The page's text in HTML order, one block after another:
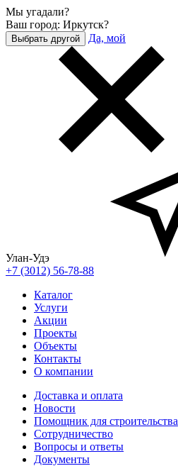
Мы угадали?
Ваш город: Иркутск?
Выбрать другой Да, мой
Улан-Удэ
+7 (3012) 56-78-88
Каталог
Услуги
Акции
Проекты
Объекты
Контакты
О компании
Доставка и оплата
Новости
Помощник для строительства
Сотрудничество
Вопросы и ответы
Документы